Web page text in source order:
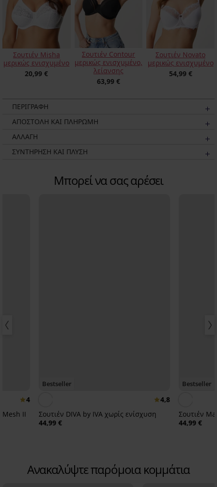
Σουτιέν Misha
μερικώς ενισχυμένο
20,99 €
Σουτιέν Contour
μερικώς ενισχυμένο,
λείανσης
63,99 €
Σουτιέν Novato
μερικώς ενισχυμένο
54,99 €
ΠΕΡΙΓΡΑΦΗ
ΑΠΟΣΤΟΛΗ ΚΑΙ ΠΛΗΡΩΜΗ
ΑΛΛΑΓΗ
ΣΥΝΤΗΡΗΣΗ ΚΑΙ ΠΛΥΣΗ
Μπορεί να σας αρέσει
4
Mesh II
Bestseller
4,8
Σουτιέν DIVA by IVA χωρίς ενίσχυση
44,99 €
Bestseller
Σουτιέν
44,99 €
Ανακαλύψτε παρόμοια κομμάτια